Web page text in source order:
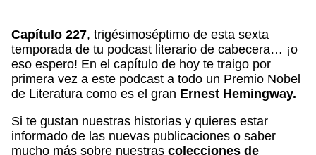
Capítulo 227, trigésimoséptimo de esta sexta
temporada de tu podcast literario de cabecera… ¡o
eso espero! En el capítulo de hoy te traigo por
primera vez a este podcast a todo un Premio Nobel
de Literatura como es el gran Ernest Hemingway.
Si te gustan nuestras historias y quieres estar
informado de las nuevas publicaciones o saber
mucho más sobre nuestras colecciones de